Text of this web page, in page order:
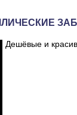
Дешёвые и